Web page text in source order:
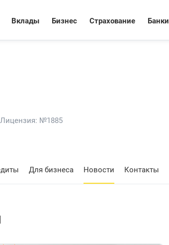
Вклады Бизнес Страхование Банки
Лицензия: №1885
Для бизнеса Новости Контакты